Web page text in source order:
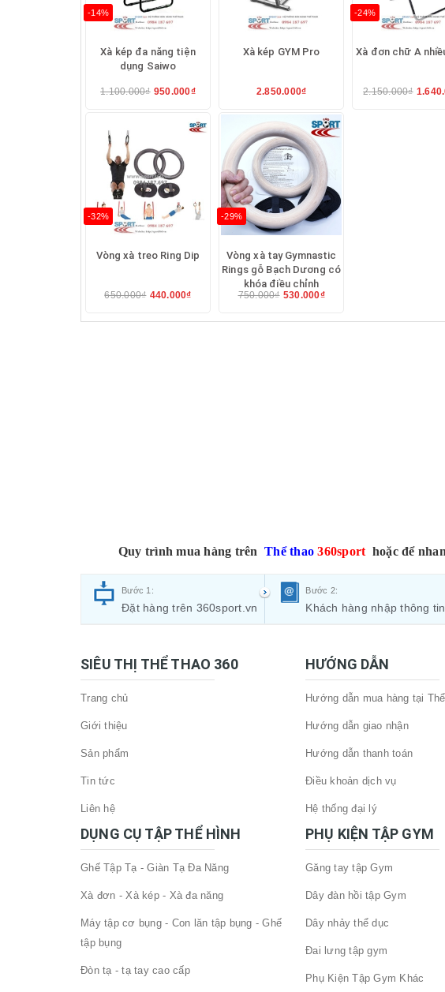
-14%
Xà kép đa năng tiện
dụng Saiwo
1.100.000₫ 950.000₫
Xà kép GYM Pro
2.850.000₫
-24%
Xà đơn chữ A
2.150.000₫
-32%
Vòng xà treo Ring Dip
650.000₫ 440.000₫
-29%
Vòng xà tay Gymnastic
Rings gỗ Bạch Dương có
khóa điều chỉnh
750.000₫ 530.000₫
Quy trình mua hàng trên Thể thao 360sport hoặc để
Bước 1:
Đặt hàng trên 360sport.vn
Bước 2:
Khách hàng nhập thông tin
SIÊU THỊ THỂ THAO 360
Trang chủ
Giới thiệu
Sản phẩm
Tin tức
Liên hệ
DỤNG CỤ TẬP THỂ HÌNH
Ghế Tập Tạ - Giàn Tạ Đa Năng
Xà đơn - Xà kép - Xà đa năng
Máy tập cơ bụng - Con lăn tập bụng - Ghế
tập bụng
Đòn tạ - tạ tay cao cấp
HƯỚNG DẪN
Hướng dẫn mua hàng tại
Hướng dẫn giao nhận
Hướng dẫn thanh toán
Điều khoản dịch vụ
Hệ thống đại lý
PHỤ KIỆN TẬP GYM
Găng tay tập Gym
Dây đàn hồi tập Gym
Dây nhảy thể dục
Đai lưng tập gym
Phụ Kiện Tập Gym Khác